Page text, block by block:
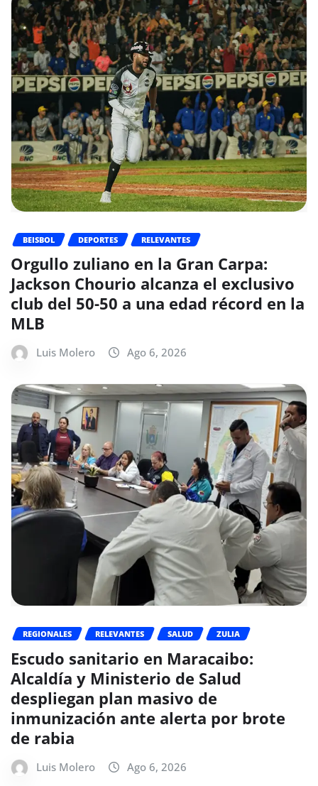
BEISBOL DEPORTES RELEVANTES
Orgullo zuliano en la Gran Carpa:
Jackson Chourio alcanza el exclusivo
club del 50-50 a una edad récord en la
MLB
Luis Molero Ago 6, 2026
REGIONALES RELEVANTES SALUD ZULIA
Escudo sanitario en Maracaibo:
Alcaldía y Ministerio de Salud
despliegan plan masivo de
inmunización ante alerta por brote
de rabia
Luis Molero Ago 6, 2026